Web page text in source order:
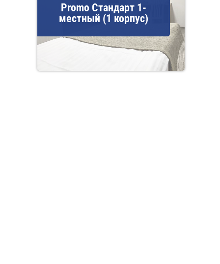
Promo Стандарт 1-
местный (1 корпус)